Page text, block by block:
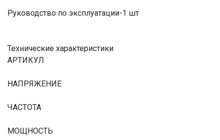
Руководство по эксплуатации-1 шт
Технические характеристики
АРТИКУЛ
НАПРЯЖЕНИЕ
ЧАСТОТА
МОЩНОСТЬ